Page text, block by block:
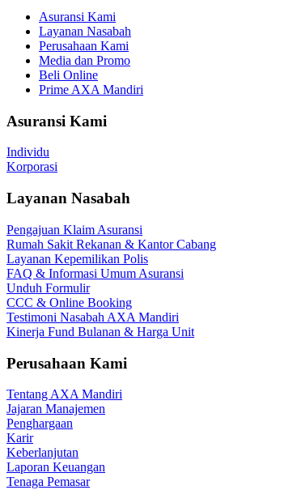
Asuransi Kami
Layanan Nasabah
Perusahaan Kami
Media dan Promo
Beli Online
Prime AXA Mandiri
Asuransi Kami
Individu
Korporasi
Layanan Nasabah
Pengajuan Klaim Asuransi
Rumah Sakit Rekanan & Kantor Cabang
Layanan Kepemilikan Polis
FAQ & Informasi Umum Asuransi
Unduh Formulir
CCC & Online Booking
Testimoni Nasabah AXA Mandiri
Kinerja Fund Bulanan & Harga Unit
Perusahaan Kami
Tentang AXA Mandiri
Jajaran Manajemen
Penghargaan
Karir
Keberlanjutan
Laporan Keuangan
Tenaga Pemasar